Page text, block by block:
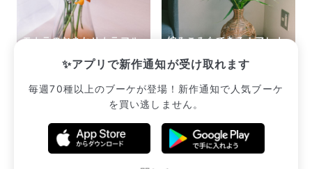
✨アプリで新作通知が受け取れます
毎週70種以上のブーケが登場！新作通知で人気ブーケ
を買い逃しません。
モカラのおまかせカラフル
編みこみもできる！アレカ
¥2,222
販売中のブーケ一覧へ